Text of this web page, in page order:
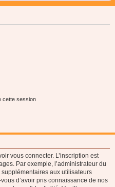
cette session
vous connecter. L’inscription est
Par exemple, l’administrateur du
aux utilisateurs
d’avoir pris connaissance de nos